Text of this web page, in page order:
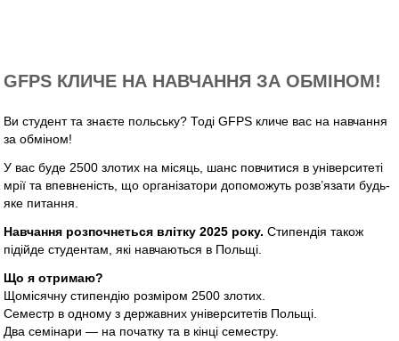
GFPS КЛИЧЕ НА НАВЧАННЯ ЗА ОБМІНОМ!
Ви студент та знаєте польську? Тоді GFPS кличе вас на навчання
за обміном!
У вас буде 2500 злотих на місяць, шанс повчитися в університеті
мрії та впевненість, що організатори допоможуть розв’язати будь-
яке питання.
Навчання розпочнеться влітку 2025 року. Стипендія також
підійде студентам, які навчаються в Польщі.
Що я отримаю?
Щомісячну стипендію розміром 2500 злотих.
Семестр в одному з державних університетів Польщі.
Два семінари — на початку та в кінці семестру.